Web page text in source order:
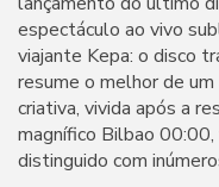
espectáculo ao vivo
viajante Kepa: o disco
resume o melhor de um
criativa, vivida após a
magnífico Bilbao
distinguido com